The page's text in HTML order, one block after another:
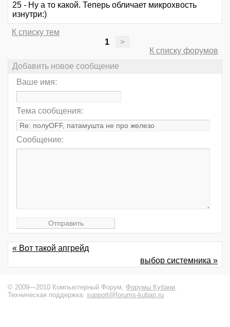
25 - Ну а то какой. Теперь обличает микрохвость
изнутри:)
К списку тем
1
>
К списку форумов
Добавить новое сообщение
Ваше имя:
Тема сообщения:
Сообщение:
« Вот такой апгрейд
выбор системника »
© 2009—2010 Компьютерный Форум, Форумы Кубани.
Техническая поддержка: support@forums-kuban.ru